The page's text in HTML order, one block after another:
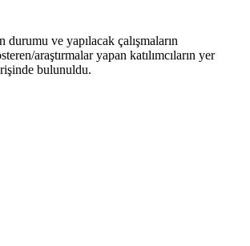
ve yapılacak çalışmaların
araştırmalar yapan katılımcıların yer
bulunuldu.